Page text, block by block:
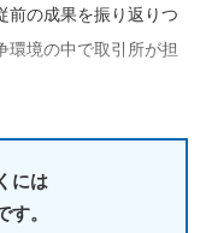
前の成果を振り返りつ
環境の中で取引所が担
には
。